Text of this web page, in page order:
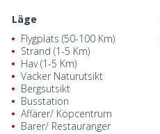
Läge
Flygplats (50-100 Km)
Strand (1-5 Km)
Hav (1-5 Km)
Vacker Naturutsikt
Bergsutsikt
Busstation
Affärer/ Köpcentrum
Barer/ Restauranger